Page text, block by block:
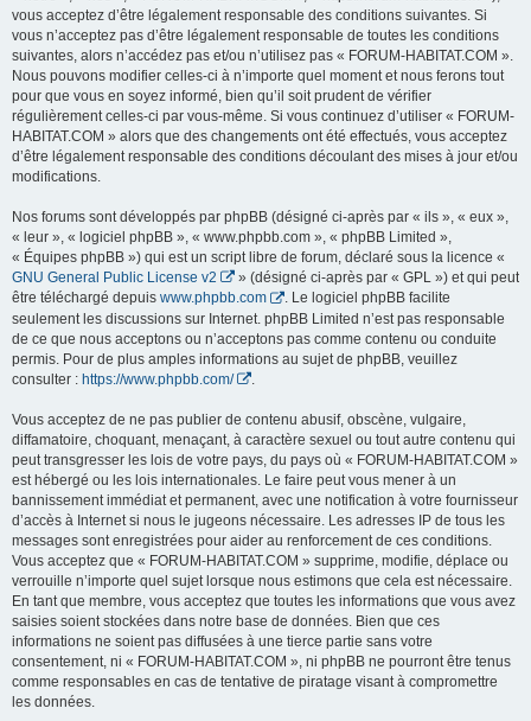
vous acceptez d’être légalement responsable des conditions suivantes. Si
vous n’acceptez pas d’être légalement responsable de toutes les conditions
suivantes, alors n’accédez pas et/ou n’utilisez pas « FORUM-HABITAT.COM ».
Nous pouvons modifier celles-ci à n’importe quel moment et nous ferons tout
pour que vous en soyez informé, bien qu’il soit prudent de vérifier
régulièrement celles-ci par vous-même. Si vous continuez d’utiliser « FORUM-
HABITAT.COM » alors que des changements ont été effectués, vous acceptez
d’être légalement responsable des conditions découlant des mises à jour et/ou
modifications.
Nos forums sont développés par phpBB (désigné ci-après par « ils », « eux »,
« leur », « logiciel phpBB », « www.phpbb.com », « phpBB Limited »,
« Équipes phpBB ») qui est un script libre de forum, déclaré sous la licence «
GNU General Public License v2
» (désigné ci-après par « GPL ») et qui peut
être téléchargé depuis www.phpbb.com
. Le logiciel phpBB facilite
seulement les discussions sur Internet. phpBB Limited n’est pas responsable
de ce que nous acceptons ou n’acceptons pas comme contenu ou conduite
permis. Pour de plus amples informations au sujet de phpBB, veuillez
consulter : https://www.phpbb.com/
Vous acceptez de ne pas publier de contenu abusif, obscène, vulgaire,
diffamatoire, choquant, menaçant, à caractère sexuel ou tout autre contenu qui
peut transgresser les lois de votre pays, du pays où « FORUM-HABITAT.COM »
est hébergé ou les lois internationales. Le faire peut vous mener à un
bannissement immédiat et permanent, avec une notification à votre fournisseur
d’accès à Internet si nous le jugeons nécessaire. Les adresses IP de tous les
messages sont enregistrées pour aider au renforcement de ces conditions.
Vous acceptez que « FORUM-HABITAT.COM » supprime, modifie, déplace ou
verrouille n’importe quel sujet lorsque nous estimons que cela est nécessaire.
En tant que membre, vous acceptez que toutes les informations que vous avez
saisies soient stockées dans notre base de données. Bien que ces
informations ne soient pas diffusées à une tierce partie sans votre
consentement, ni « FORUM-HABITAT.COM », ni phpBB ne pourront être tenus
comme responsables en cas de tentative de piratage visant à compromettre
les données.